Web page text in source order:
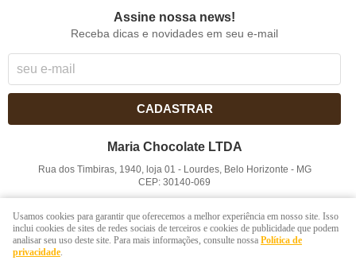
Assine nossa news!
Receba dicas e novidades em seu e-mail
CADASTRAR
Maria Chocolate LTDA
Rua dos Timbiras, 1940, loja 01 - Lourdes, Belo Horizonte - MG
CEP: 30140-069
LOJA VIRTUAL CRIADA POR
Usamos cookies para garantir que oferecemos a melhor experiência em nosso site. Isso
inclui cookies de sites de redes sociais de terceiros e cookies de publicidade que podem
analisar seu uso deste site. Para mais informações, consulte nossa Política de
privacidade.